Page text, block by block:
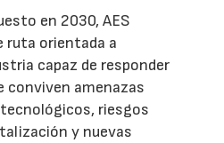
en 2030, AES
ruta orientada a
capaz de responder
conviven amenazas
riesgos
y nuevas